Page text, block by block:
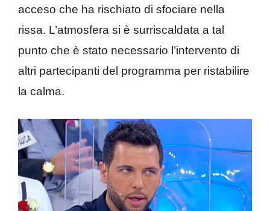
acceso che ha rischiato di sfociare nella
rissa. L’atmosfera si è surriscaldata a tal
punto che è stato necessario l’intervento di
altri partecipanti del programma per ristabilire
la calma.